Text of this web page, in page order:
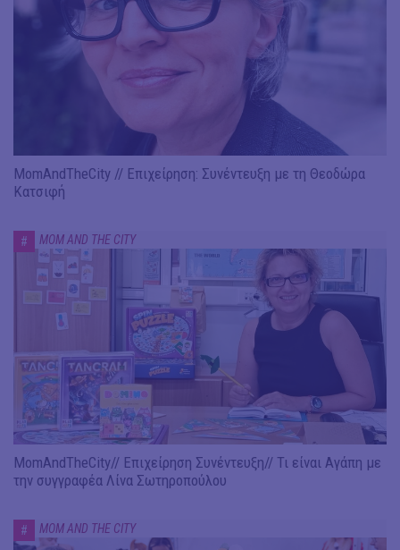
MomAndTheCity // Επιχείρηση: Συνέντευξη με τη Θεοδώρα
Κατσιφή
# MOM AND THE CITY
MomAndTheCity// Επιχείρηση Συνέντευξη// Τι είναι Αγάπη με
την συγγραφέα Λίνα Σωτηροπούλου
# MOM AND THE CITY